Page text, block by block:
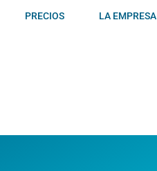
PRECIOS LA EMPRESA